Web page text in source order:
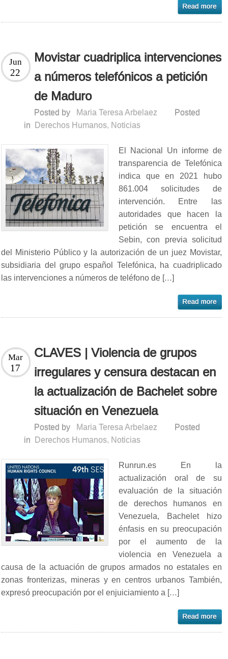
Movistar cuadriplica intervenciones
a números telefónicos a petición
de Maduro
Jun
22
Posted by Maria Teresa Arbelaez
Posted
in
Derechos Humanos, Noticias
El Nacional Un informe de
transparencia de Telefónica
indica que en 2021 hubo
861.004 solicitudes de
intervención. Entre las
autoridades que hacen la
petición se encuentra el
Sebin, con previa solicitud
del Ministerio Público y la autorización de un juez Movistar,
subsidiaria del grupo español Telefónica, ha cuadriplicado
las intervenciones a números de teléfono de […]
CLAVES | Violencia de grupos
irregulares y censura destacan en
la actualización de Bachelet sobre
situación en Venezuela
Mar
17
Posted by Maria Teresa Arbelaez
Posted
in
Derechos Humanos, Noticias
Runrun.es En la
actualización oral de su
evaluación de la situación
de derechos humanos en
Venezuela, Bachelet hizo
énfasis en su preocupación
por el aumento de la
violencia en Venezuela a
causa de la actuación de grupos armados no estatales en
zonas fronterizas, mineras y en centros urbanos También,
expresó preocupación por el enjuiciamiento a […]